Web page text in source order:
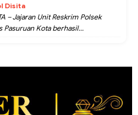
Disita
– Jajaran Unit Reskrim Polsek
Pasuruan Kota berhasil...